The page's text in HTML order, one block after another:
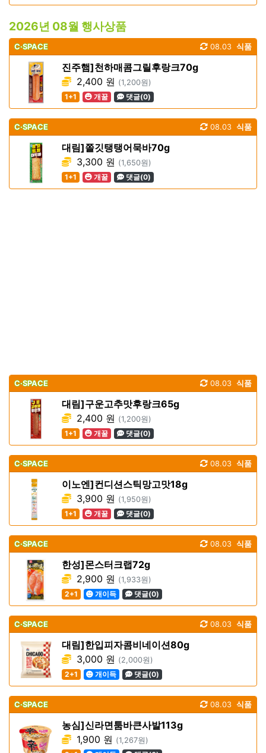
2026년 08월 행사상품
C·SPACE 식품
08.03
진주햄]천하매콤그릴후랑크70g
2,400 원 (1,200원)
1+1
개꿀 댓글(0)
C·SPACE 식품
08.03
대림]쫄깃탱탱어묵바70g
3,300 원 (1,650원)
1+1
개꿀 댓글(0)
C·SPACE 식품
08.03
대림]구운고추맛후랑크65g
2,400 원 (1,200원)
1+1
개꿀 댓글(0)
C·SPACE 식품
08.03
이노엔]컨디션스틱망고맛18g
3,900 원 (1,950원)
1+1
개꿀 댓글(0)
C·SPACE 식품
08.03
한성]몬스터크랩72g
2,900 원 (1,933원)
2+1
개이득 댓글(0)
C·SPACE 식품
08.03
대림]한입피자콤비네이션80g
3,000 원 (2,000원)
2+1
개이득 댓글(0)
C·SPACE 식품
08.03
농심]신라면툼바큰사발113g
1,900 원 (1,267원)